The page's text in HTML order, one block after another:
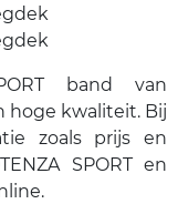
band van
hoge kwaliteit. Bij
zoals prijs en
SPORT en